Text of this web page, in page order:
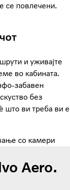
се повлечени.
и уживајте
во кабината.
забавен
без
што ви треба ви е
со камери
Aero.